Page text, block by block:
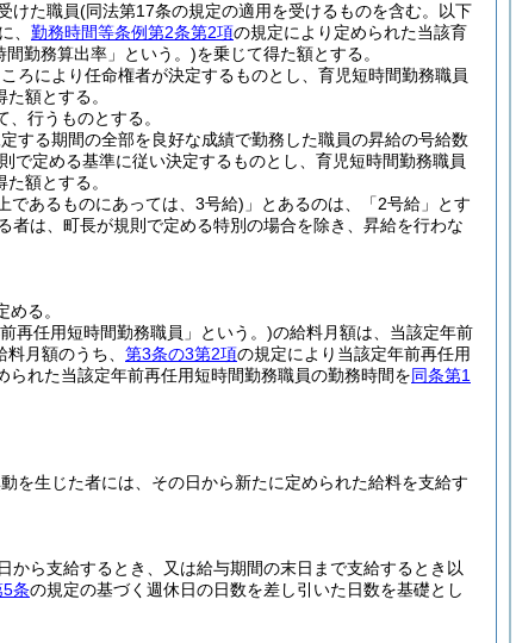
けた職員(同法第17条の規定の適用を受けるものを含む。以下
、 勤務時間等条例第2条第2項の規定により定められた当該育
間勤務算出率」という。)を乗じて得た額とする。
ろにより任命権者が決定するものとし、育児短時間勤務職員
額とする。
行うものとする。
する期間の全部を良好な成績で勤務した職員の昇給の号給数
で定める基準に従い決定するものとし、育児短時間勤務職員
額とする。
であるものにあっては、3号給) 」とあるのは、「2号給」とす
は、町長が規則で定める特別の場合を除き、昇給を行わな
る。
再任用短時間勤務職員」という。)の給料月額は、当該定年前
月額のうち、 第3条の3第2項の規定により当該定年前再任用
られた当該定年前再任用短時間勤務職員の勤務時間を同条第1
を生じた者には、その日から新たに定められた給料を支給す
から支給するとき、又は給与期間の末日まで支給するとき以
5条の規定の基づく週休日の日数を差し引いた日数を基礎とし